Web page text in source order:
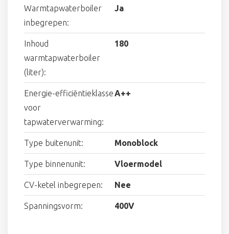
Warmtapwaterboiler
inbegrepen:
Ja
Inhoud
warmtapwaterboiler
(liter):
180
Energie-efficiëntieklasse
voor
tapwaterverwarming:
A++
Type buitenunit: Monoblock
Type binnenunit: Vloermodel
CV-ketel inbegrepen: Nee
Spanningsvorm: 400V